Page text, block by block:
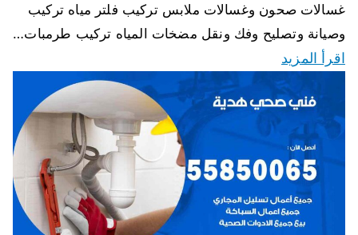
غسالات صحون وغسالات ملابس تركيب فلتر مياه تركيب
وصيانة وتصليح وفك ونقل مضخات المياه تركيب طرمبات…
اقرأ المزيد